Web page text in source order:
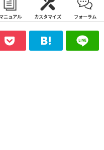
マニュアル カスタマイズ フォーラム